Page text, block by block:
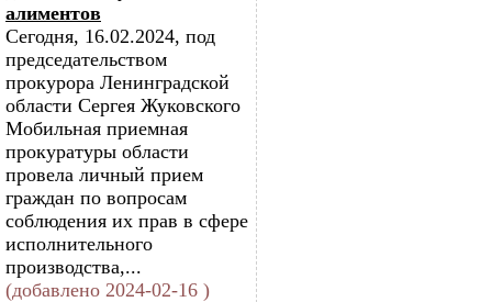
алиментов
Сегодня, 16.02.2024, под
председательством
прокурора Ленинградской
области Сергея Жуковского
Мобильная приемная
прокуратуры области
провела личный прием
граждан по вопросам
соблюдения их прав в сфере
исполнительного
производства,...
(добавлено 2024-02-16 )